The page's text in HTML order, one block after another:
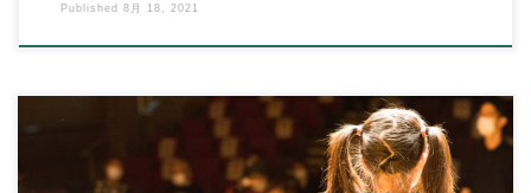
Published 8月 18, 2021